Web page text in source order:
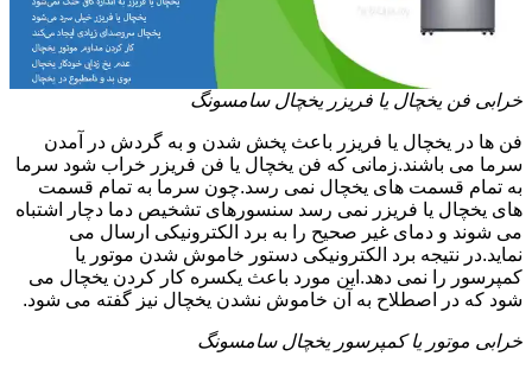
خرابی فن یخچال یا فریزر یخچال سامسونگ
فن ها در یخچال یا فریزر باعث پخش شدن و به گردش در آمدن
سرما می باشند.زمانی که فن یخچال یا فن فریزر خراب شود سرما
به تمام قسمت های یخچال نمی رسد.چون سرما به تمام قسمت
های یخچال یا فریزر نمی رسد سنسورهای تشخیص دما دچار اشتباه
می شوند و دمای غیر صحیح را به برد الکترونیکی ارسال می
نماید.در نتیجه برد الکترونیکی دستور خاموش شدن موتور یا
کمپرسور را نمی دهد.این مورد باعث یکسره کار کردن یخچال می
شود که در اصطلاح به آن خاموش نشدن یخچال نیز گفته می شود.
خرابی موتور یا کمپرسور یخچال سامسونگ